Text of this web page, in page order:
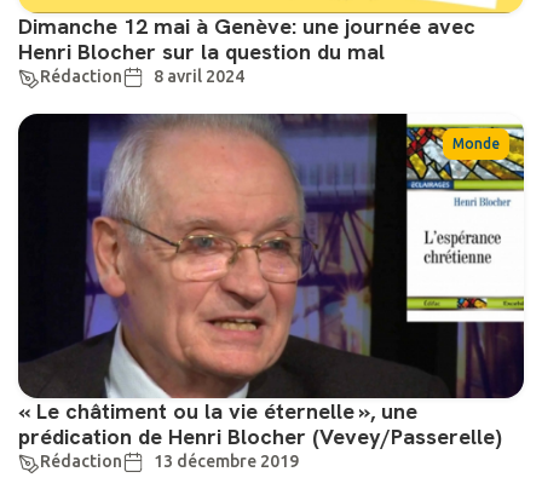
Dimanche 12 mai à Genève: une journée avec
Henri Blocher sur la question du mal
Rédaction 8 avril 2024
Monde
« Le châtiment ou la vie éternelle », une
prédication de Henri Blocher (Vevey/Passerelle)
Rédaction 13 décembre 2019